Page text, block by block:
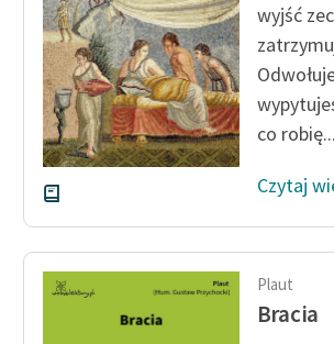
Zasady wykorzystania
Wolnych Lektur
Logotypy
Materiały promocyjne
Polityka prywatności
Regulamin biblioteki
Dane fundacji i
sprawozdania finansowe
wyjść
co robię...
Czytaj
Plaut
Bracia